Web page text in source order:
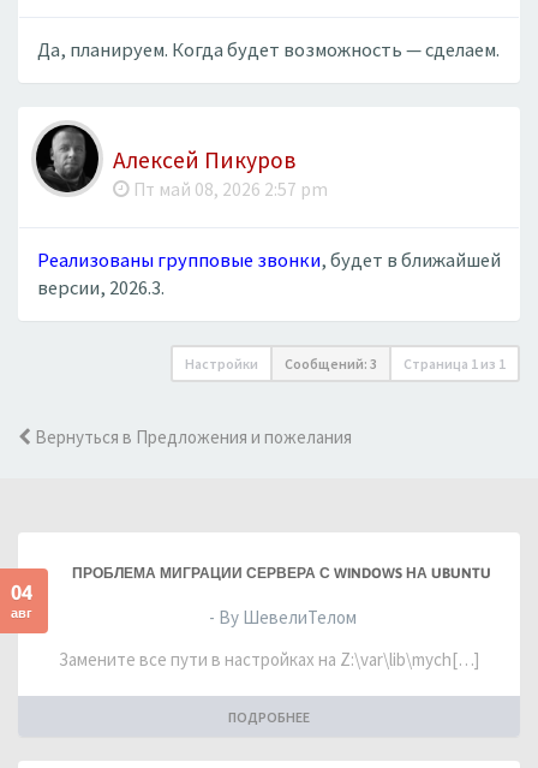
Да, планируем. Когда будет возможность — сделаем.
Алексей Пикуров
Пт май 08, 2026 2:57 pm
Реализованы групповые звонки, будет в ближайшей
версии, 2026.3.
Настройки Сообщений: 3 Страница 1 из 1
Вернуться в Предложения и пожелания
04
авг
ПРОБЛЕМА МИГРАЦИИ СЕРВЕРА С WINDOWS НА UBUNTU
- By ШевелиТелом
Замените все пути в настройках на Z:\var\lib\mych[…]
ПОДРОБНЕЕ